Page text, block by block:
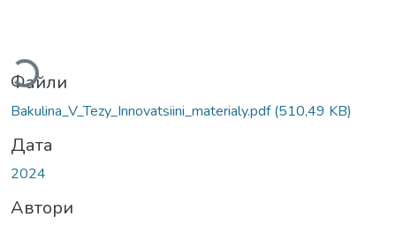
Файли
Bakulina_V_Tezy_Innovatsiini_materialy.pdf(510,49 KB)
Дата
2024
Автори